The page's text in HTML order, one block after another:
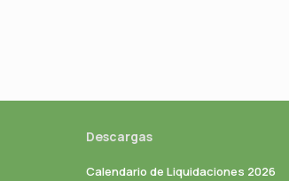
Descargas
Calendario de Liquidaciones 2026